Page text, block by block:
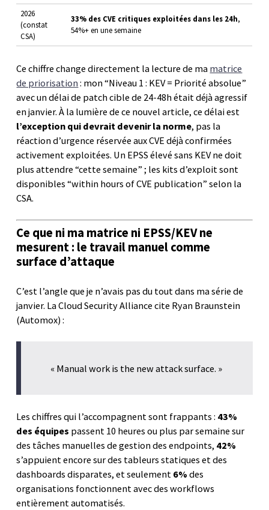
2026
(constat
CSA)
33% des CVE critiques exploitées dans les 24h,
54%+ en une semaine
Ce chiffre change directement la lecture de ma matrice
de priorisation : mon “Niveau 1 : KEV = Priorité absolue”
avec un délai de patch cible de 24-48h était déjà agressif
en janvier. À la lumière de ce nouvel article, ce délai est
l’exception qui devrait devenir la norme, pas la
réaction d’urgence réservée aux CVE déjà confirmées
activement exploitées. Un EPSS élevé sans KEV ne doit
plus attendre “cette semaine” ; les kits d’exploit sont
disponibles “within hours of CVE publication” selon la
CSA.
Ce que ni ma matrice ni EPSS/KEV ne
mesurent : le travail manuel comme
surface d’attaque
C’est l’angle que je n’avais pas du tout dans ma série de
janvier. La Cloud Security Alliance cite Ryan Braunstein
(Automox) :
« Manual work is the new attack surface. »
Les chiffres qui l’accompagnent sont frappants : 43%
des équipes passent 10 heures ou plus par semaine sur
des tâches manuelles de gestion des endpoints, 42%
s’appuient encore sur des tableurs statiques et des
dashboards disparates, et seulement 6% des
organisations fonctionnent avec des workflows
entièrement automatisés.